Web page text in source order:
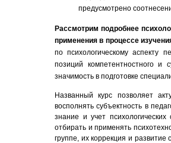
предусмотрено
Рассмотрим подробнее
применения в процессе
по психологическому аспекту
позиций компетентностного и
значимость в подготовке
Названный курс позволяет
восполнять субъектность в
знание и учет психологических
отбирать и применять
группе, их коррекция и